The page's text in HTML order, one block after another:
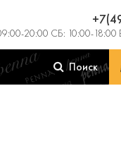
20:00 СБ: 10:00-
Поиск